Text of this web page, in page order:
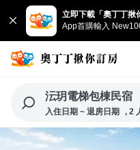
立即下載「奧丁丁揪
App首購輸入
沄玥電梯包棟民宿
入住日期 ~ 退房日期 , 2